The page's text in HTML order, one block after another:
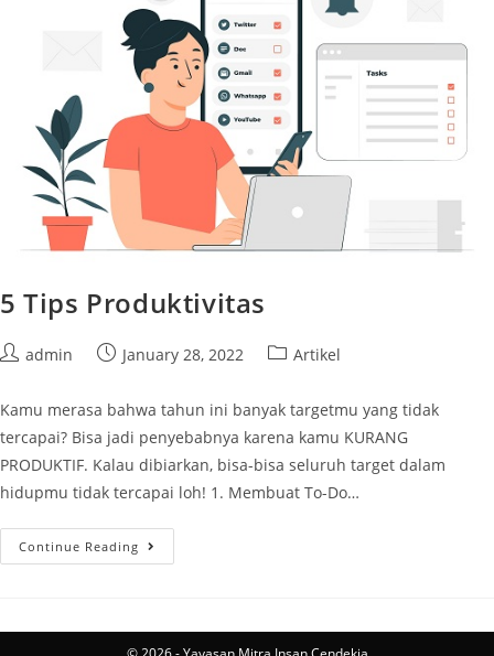
5 Tips Produktivitas
admin January 28, 2022 Artikel
Kamu merasa bahwa tahun ini banyak targetmu yang tidak
tercapai? Bisa jadi penyebabnya karena kamu KURANG
PRODUKTIF. Kalau dibiarkan, bisa-bisa seluruh target dalam
hidupmu tidak tercapai loh! 1. Membuat To-Do…
Continue Reading